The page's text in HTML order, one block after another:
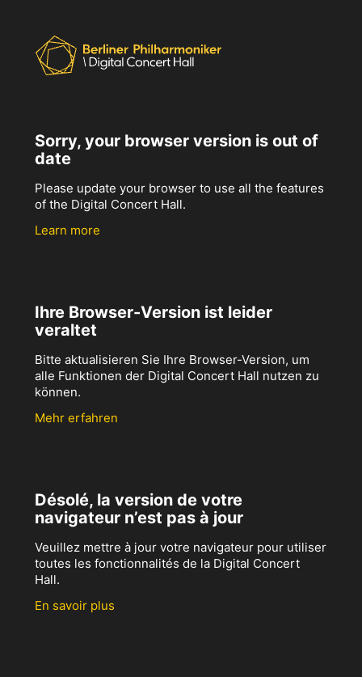
Sorry, your browser version is out of
date
Please update your browser to use all the features
of the Digital Concert Hall.
Learn more
Ihre Browser-Version ist leider
veraltet
Bitte aktualisieren Sie Ihre Browser-Version, um
alle Funktionen der Digital Concert Hall nutzen zu
können.
Mehr erfahren
Désolé, la version de votre
navigateur n’est pas à jour
Veuillez mettre à jour votre navigateur pour utiliser
toutes les fonctionnalités de la Digital Concert
Hall.
En savoir plus